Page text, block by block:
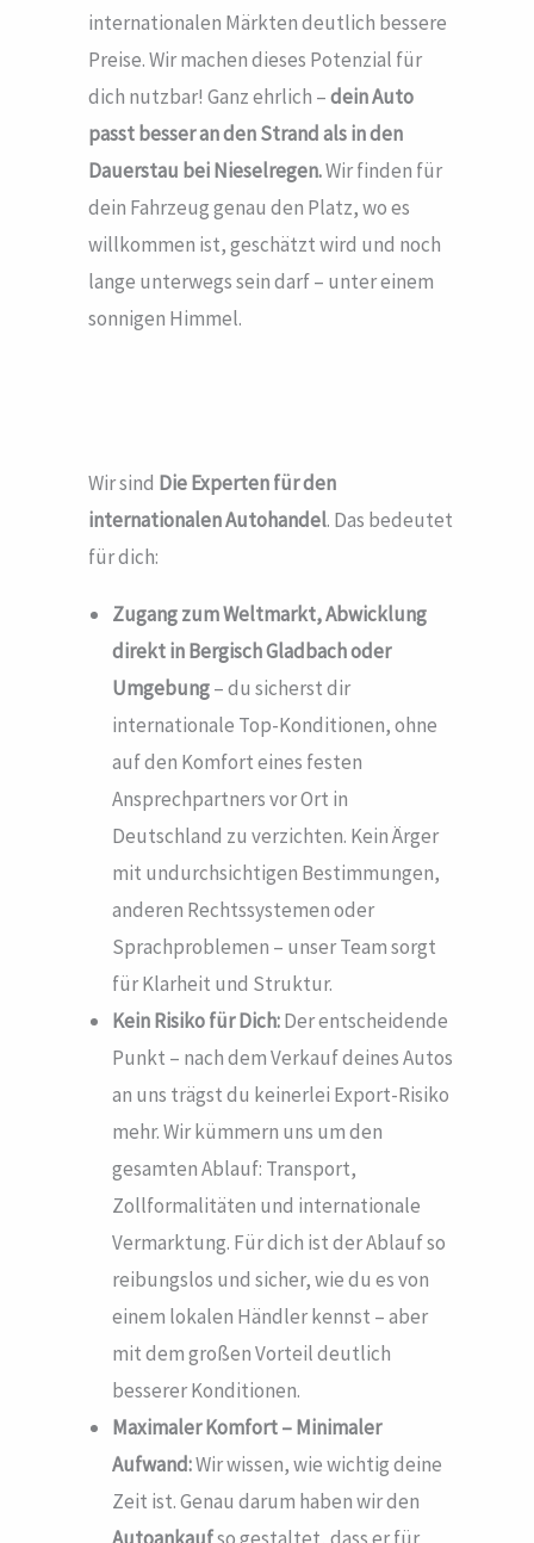
internationalen Märkten deutlich bessere
Preise. Wir machen dieses Potenzial für
dich nutzbar! Ganz ehrlich –dein Auto
passt besser an den Strand als in den
Dauerstau bei Nieselregen.Wir finden für
dein Fahrzeug genau den Platz, wo es
willkommen ist, geschätzt wird und noch
lange unterwegs sein darf – unter einem
sonnigen Himmel.
Wir sind Die Experten für den
internationalen Autohandel. Das bedeutet
für dich:
Zugang zum Weltmarkt, Abwicklung
direkt in Bergisch Gladbachoder
Umgebung– du sicherst dir
internationale Top-Konditionen, ohne
auf den Komfort eines festen
Ansprechpartners vor Ort in
Deutschland zu verzichten. Kein Ärger
mit undurchsichtigen Bestimmungen,
anderen Rechtssystemen oder
Sprachproblemen – unser Team sorgt
für Klarheit und Struktur.
Kein Risiko für Dich:Der entscheidende
Punkt – nach dem Verkauf deines Autos
an uns trägst du keinerlei Export-Risiko
mehr. Wir kümmern uns um den
gesamten Ablauf: Transport,
Zollformalitäten und internationale
Vermarktung. Für dich ist der Ablauf so
reibungslos und sicher, wie du es von
einem lokalen Händler kennst – aber
mit dem großen Vorteil deutlich
besserer Konditionen.
Maximaler Komfort – Minimaler
Aufwand:Wir wissen, wie wichtig deine
Zeit ist. Genau darum haben wir den
Autoankaufso gestaltet, dass er für